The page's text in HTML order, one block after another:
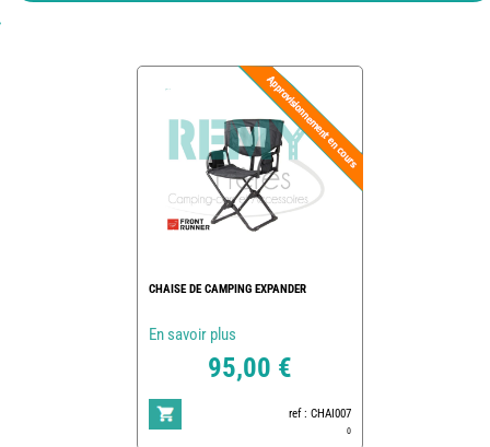
CHAISE DE CAMPING EXPANDER
En savoir plus
95,00 €
ref : CHAI007
0